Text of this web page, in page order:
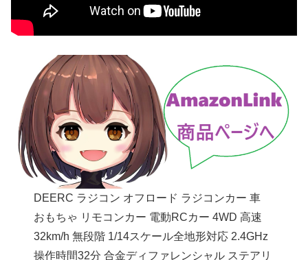
DEERC ラジコン オフロード ラジコンカー 車
おもちゃ リモコンカー 電動RCカー 4WD 高速
32km/h 無段階 1/14スケール全地形対応 2.4GHz
操作時間32分 合金ディファレンシャル ステアリ